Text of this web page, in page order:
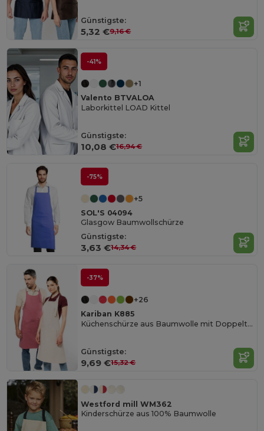
Günstigste:
5,32 €9,16 €
-41%
+1
Valento BTVALOA
Laborkittel LOAD Kittel
Günstigste:
10,08 €16,94 €
-75%
+5
SOL'S 04094
Glasgow Baumwollschürze
Günstigste:
3,63 €14,34 €
-37%
+26
Kariban K885
Küchenschürze aus Baumwolle mit Doppeltasche
Günstigste:
9,69 €15,32 €
Westford mill WM362
Kinderschürze aus 100% Baumwolle